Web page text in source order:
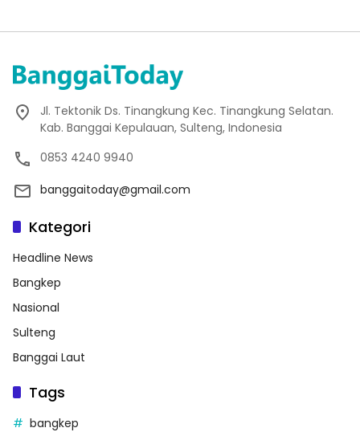
Jl. Tektonik Ds. Tinangkung Kec. Tinangkung Selatan.
Kab. Banggai Kepulauan, Sulteng, Indonesia
0853 4240 9940
banggaitoday@gmail.com
Kategori
Headline News
Bangkep
Nasional
Sulteng
Banggai Laut
Tags
bangkep